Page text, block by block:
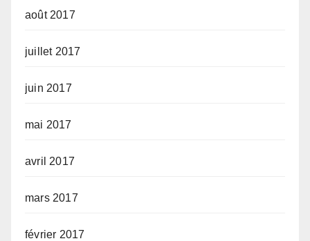
août 2017
juillet 2017
juin 2017
mai 2017
avril 2017
mars 2017
février 2017